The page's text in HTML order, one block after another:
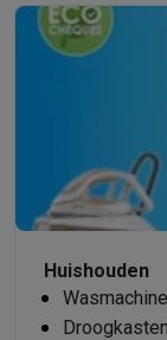
Huishouden